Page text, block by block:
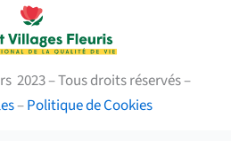
2023 – Tous droits réservés –
–Politique de Cookies